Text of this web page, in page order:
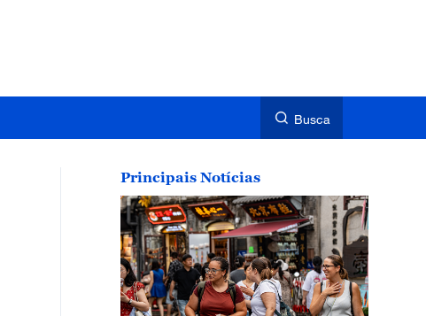
Busca
Principais Notícias